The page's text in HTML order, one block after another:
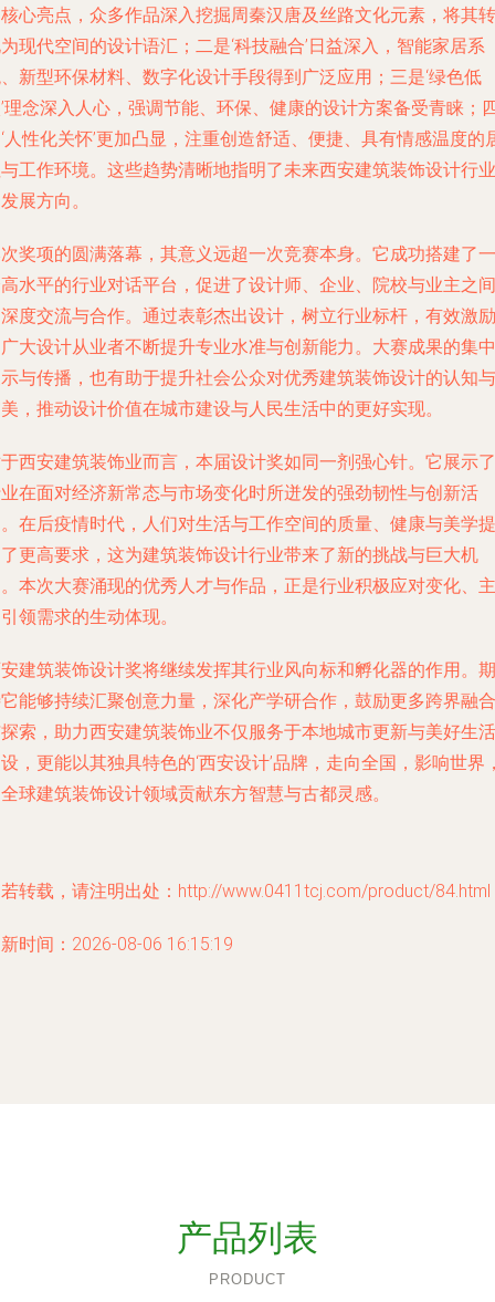
心亮点，众多作品深入挖掘周秦汉唐及丝路文化元素，将其转
现代空间的设计语汇；二是‘科技融合’日益深入，智能家居系
新型环保材料、数字化设计手段得到广泛应用；三是‘绿色低
理念深入人心，强调节能、环保、健康的设计方案备受青睐；
人性化关怀’更加凸显，注重创造舒适、便捷、具有情感温度的
工作环境。这些趋势清晰地指明了未来西安建筑装饰设计行业
展方向。
奖项的圆满落幕，其意义远超一次竞赛本身。它成功搭建了一
水平的行业对话平台，促进了设计师、企业、院校与业主之间
度交流与合作。通过表彰杰出设计，树立行业标杆，有效激励
大设计从业者不断提升专业水准与创新能力。大赛成果的集中
与传播，也有助于提升社会公众对优秀建筑装饰设计的认知与
，推动设计价值在城市建设与人民生活中的更好实现。
西安建筑装饰业而言，本届设计奖如同一剂强心针。它展示了
在面对经济新常态与市场变化时所迸发的强劲韧性与创新活
在后疫情时代，人们对生活与工作空间的质量、健康与美学提
更高要求，这为建筑装饰设计行业带来了新的挑战与巨大机
本次大赛涌现的优秀人才与作品，正是行业积极应对变化、主
领需求的生动体现。
建筑装饰设计奖将继续发挥其行业风向标和孵化器的作用。期
能够持续汇聚创意力量，深化产学研合作，鼓励更多跨界融合
索，助力西安建筑装饰业不仅服务于本地城市更新与美好生活
，更能以其独具特色的‘西安设计’品牌，走向全国，影响世界
球建筑装饰设计领域贡献东方智慧与古都灵感。
转载，请注明出处：http://www.0411tcj.com/product/84.html
时间：2026-08-06 16:15:19
产品列表
PRODUCT